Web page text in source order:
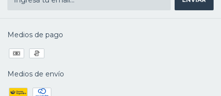
Medios de pago
Medios de envío